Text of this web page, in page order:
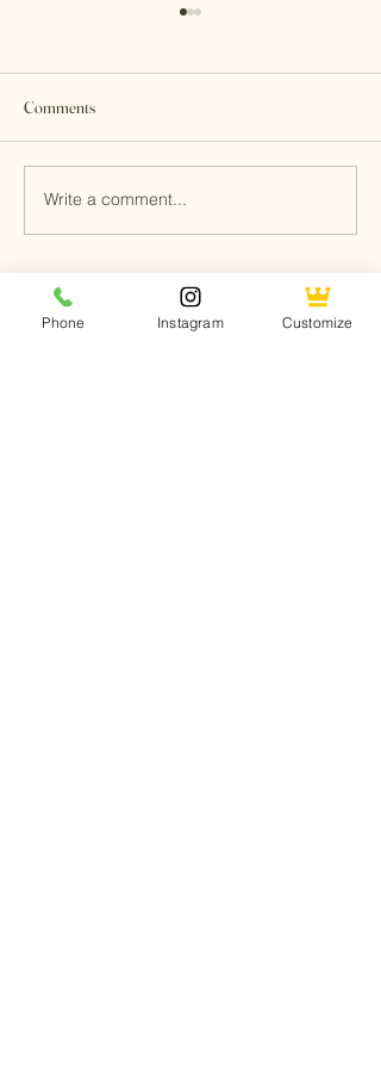
当亚麻，遇见光
Comments
Write a comment...
Kalia Home Textile
Phone Instagram Customize